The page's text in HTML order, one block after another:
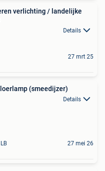
verlichting / landelijke
Details
27 mrt 25
(smeedijzer)
Details
27 mei 26